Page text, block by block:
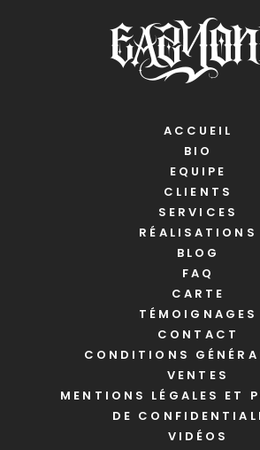
ACCUEIL
BIO
EQUIPE
CLIENTS
SERVICES
RÉALISATIONS
BLOG
FAQ
CARTE
TÉMOIGNAGES
CONTACT
CONDITIONS
VENTES
MENTIONS LÉGALES ET
DE
VIDÉOS